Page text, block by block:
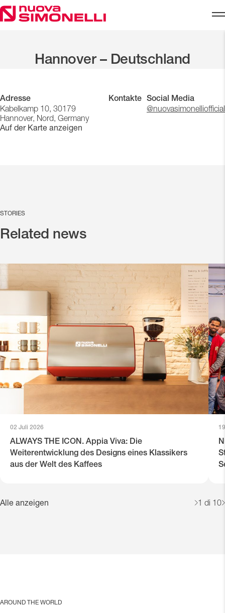
Skip to content
Hannover – Deutschland
Adresse
Kabelkamp 10, 30179
Hannover, Nord, Germany
Auf der Karte anzeigen
Kontakte
Social Media
@nuovasimonelliofficial
STORIES
Related news
Alle anzeigen 1 di 10
02 Juli 2026
ALWAYS THE ICON. Appia Viva: Die
Weiterentwicklung des Designs eines Klassikers
aus der Welt des Kaffees
AROUND THE WORLD